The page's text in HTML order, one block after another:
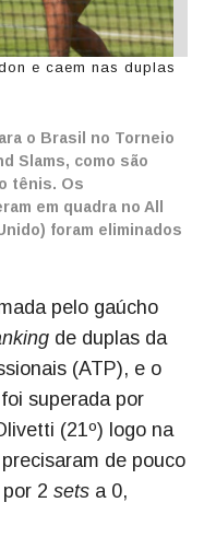
e caem nas duplas
o Brasil no Torneio
Slams, como são
tênis. Os
em quadra no All
foram eliminados
pelo gaúcho
de duplas da
(ATP), e o
superada por
(21º) logo na
de pouco
2 sets a 0,